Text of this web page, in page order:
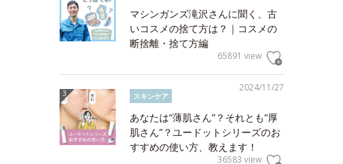
マシンガンズ滝沢さんに聞く、古
いコスメの捨て方は？｜コスメの
断捨離・捨て方編
65891 view
2024/11/27
スキンケア
あなたは“薄肌さん”？それとも“厚
肌さん”？ユードットシリーズのお
すすめの使い方、教えます！
36583 view